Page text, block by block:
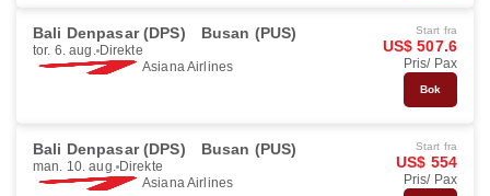
Bali Denpasar (DPS) Busan (PUS)
tor. 6. aug. Direkte
Asiana Airlines
Start fra
US$ 507.6
Pris/ Pax
Bok
Bali Denpasar (DPS) Busan (PUS)
man. 10. aug. Direkte
Asiana Airlines
Start fra
US$ 554
Pris/ Pax